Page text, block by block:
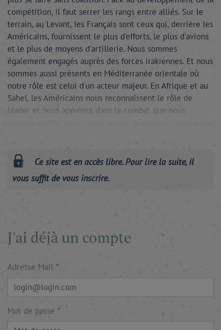
compétition, il faut serrer les rangs entre alliés. Sur le
terrain, au Levant, les Français sont ceux qui, derrière les
Américains, fournissent le plus d'efforts, le plus d'avions
et le plus de moyens d'artillerie. Nous sommes
également engagés auprès des forces irakiennes. Et nous
sommes aussi présents en Méditerranée orientale où
notre rôle est celui d'un acteur majeur. En Afrique et au
Sahel, les Américains nous reconnaissent le rôle de
leader et nous appuient dans le combat que nous
Ce site est en accès libre. Pour lire la suite, il
vous suffit de vous inscrire.
J'ai déjà un compte
Adresse Mail
Mot de passe